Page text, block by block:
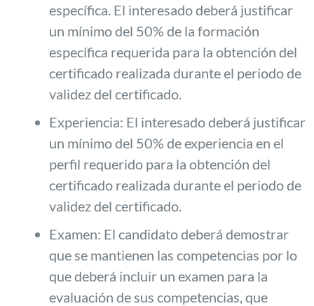
específica. El interesado deberá justificar
un mínimo del 50% de la formación
específica requerida para la obtención del
certificado realizada durante el periodo de
validez del certificado.
Experiencia: El interesado deberá justificar
un mínimo del 50% de experiencia en el
perfil requerido para la obtención del
certificado realizada durante el periodo de
validez del certificado.
Examen: El candidato deberá demostrar
que se mantienen las competencias por lo
que deberá incluir un examen para la
evaluación de sus competencias, que